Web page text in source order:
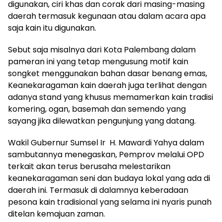
digunakan, ciri khas dan corak dari masing-masing
daerah termasuk kegunaan atau dalam acara apa
saja kain itu digunakan.
Sebut saja misalnya dari Kota Palembang dalam
pameran ini yang tetap mengusung motif kain
songket menggunakan bahan dasar benang emas,
Keanekaragaman kain daerah juga terlihat dengan
adanya stand yang khusus memamerkan kain tradisi
komering, ogan, basemah dan semendo yang
sayang jika dilewatkan pengunjung yang datang.
Wakil Gubernur Sumsel Ir H. Mawardi Yahya dalam
sambutannya menegaskan, Pemprov melalui OPD
terkait akan terus berusaha melestarikan
keanekaragaman seni dan budaya lokal yang ada di
daerah ini. Termasuk di dalamnya keberadaan
pesona kain tradisional yang selama ini nyaris punah
ditelan kemajuan zaman.